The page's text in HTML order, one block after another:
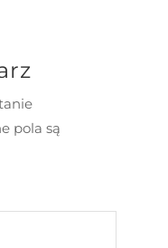
pola są